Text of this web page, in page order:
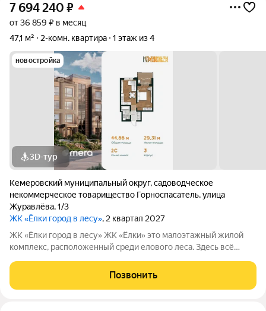
7 694 240 ₽
от 36 859 ₽ в месяц
47,1 м²
2-комн. квартира 1 этаж из 4
новостройка
3D-тур
Кемеровский муниципальный округ,садоводческое
некоммерческое товарищество Горноспасатель,улица
Журавлёва,1/3
ЖК «Ёлки город в лесу», 2 квартал 2027
ЖК «Ёлки город в лесу» ЖК «Ёлки» это малоэтажный жилой
комплекс, расположенный среди елового леса. Здесь всё
лишних забот. Главное преимущество проекта готовые
квартиры для жизни с первого
Позвонить